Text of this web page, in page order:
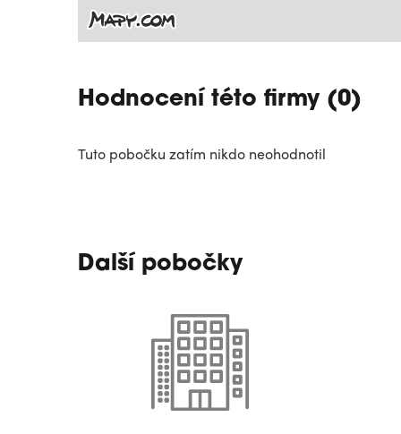
Hodnocení této firmy (0)
Tuto pobočku zatím nikdo neohodnotil
Další pobočky